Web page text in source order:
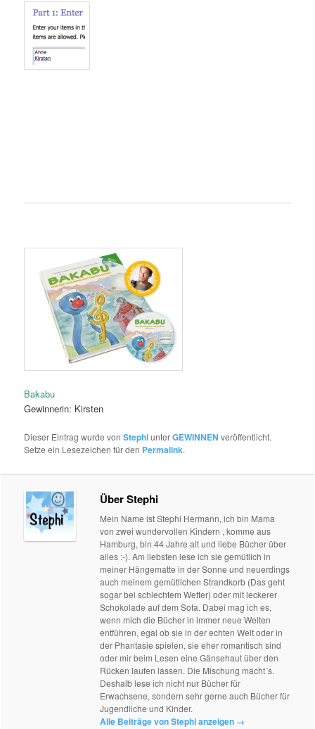
Bakabu
Gewinnerin: Kirsten
Dieser Eintrag wurde vonStephiunterGEWINNEN veröffentlicht.
Setze ein Lesezeichen für den Permalink.
Über Stephi
Mein Name ist Stephi Hermann, ich bin Mama
von zwei wundervollen Kindern , komme aus
Hamburg, bin 44 Jahre alt und liebe Bücher über
alles :-). Am liebsten lese ich sie gemütlich in
meiner Hängematte in der Sonne und neuerdings
auch meinem gemütlichen Strandkorb (Das geht
sogar bei schlechtem Wetter) oder mit leckerer
Schokolade auf dem Sofa. Dabei mag ich es,
wenn mich die Bücher in immer neue Welten
entführen, egal ob sie in der echten Welt oder in
der Phantasie spielen, sie eher romantisch sind
oder mir beim Lesen eine Gänsehaut über den
Rücken laufen lassen. Die Mischung macht´s.
Deshalb lese ich nicht nur Bücher für
Erwachsene, sondern sehr gerne auch Bücher für
Jugendliche und Kinder.
Alle Beiträge von Stephi anzeigen →